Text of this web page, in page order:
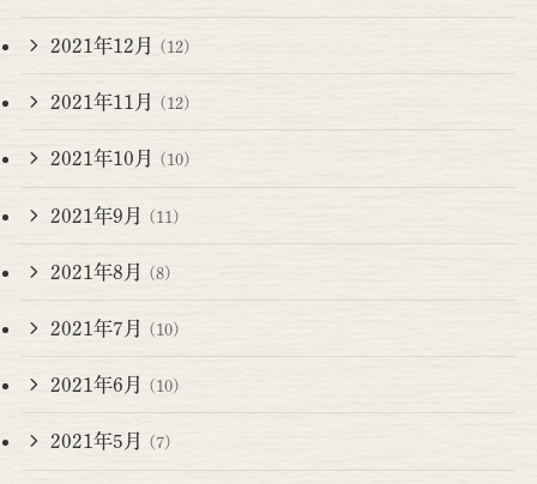
2021年12月 (12)
2021年11月 (12)
2021年10月 (10)
2021年9月 (11)
2021年8月 (8)
2021年7月 (10)
2021年6月 (10)
2021年5月 (7)